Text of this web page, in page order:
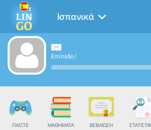
Ισπανικά
Επίπεδο/
ΠΑΊΞΤΕ ΜΑΘΉΜΑΤΑ ΒΕΒΑΊΩΣΗ